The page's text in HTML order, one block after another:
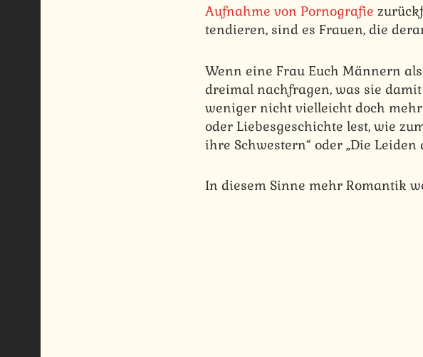
Aufnahme von Pornografie
tendieren, sind es Frauen, die
Wenn eine Frau Euch Männern
dreimal nachfragen, was sie
weniger nicht vielleicht doch
oder Liebesgeschichte lest, wie
ihre Schwestern“ oder „Die
In diesem Sinne mehr Romantik